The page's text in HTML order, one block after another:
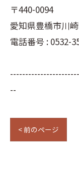
〒440-0094
愛知県豊橋市川
電話番号 : 0532-
--
< 前のページ